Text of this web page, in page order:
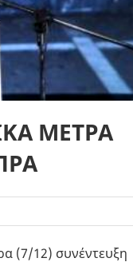
ΜΕΤΡΑ
(7/12) συνέντευξη